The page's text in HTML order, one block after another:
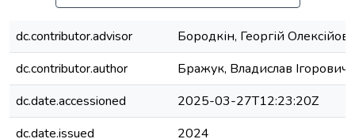
dc.contributor.advisor
Бородкін, Георгій
dc.contributor.author
Бражук, Владислав Ігорович
dc.date.accessioned
2025-03-27T12:23:20Z
dc.date.issued
2024